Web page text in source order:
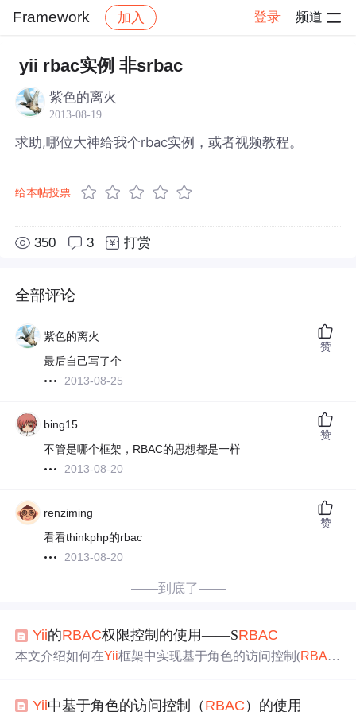
Framework 加入 登录 频道
社区 Framework
yii rbac实例 非srbac
紫色的离火
2013-08-19
求助,哪位大神给我个rbac实例，或者视频教程。
给本帖投票
350 3 打赏
全部评论
紫色的离火
最后自己写了个
2013-08-25
赞
bing15
不管是哪个框架，RBAC的思想都是一样
2013-08-20
赞
renziming
看看thinkphp的rbac
2013-08-20
赞
——到底了——
Yii的RBAC权限控制的使用——SRBAC
本文介绍如何在Yii框架中实现基于角色的访问控制(RBAC
ration的概念及其关系。
Yii中基于角色的访问控制（ RBAC ）的使用